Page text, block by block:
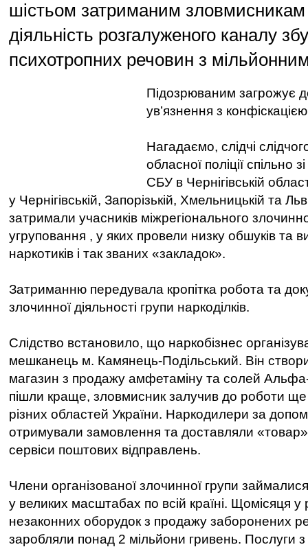
шістьом затриманим
діяльність розгалуженого каналу
психотропних речовин з
Підозрюваним загрожує
ув’язнення з
Нагадаємо, слідчі
обласної поліції спільно
СБУ в Чернігівській
у Чернігівській, Запорізькій, Хмельницькій та
затримали учасників міжрегіонального
угруповання , у яких провели низку обшуків та
наркотиків і так званих «закладок».
Затриманню передувала кропітка робота та
злочинної діяльності групи наркоділків.
Слідство встановило, що наркобізнес
мешканець м. Камянець-Подільський. Він
магазин з продажу амфетаміну та солей
пішли краще, зловмисник залучив до роботи ще
різних областей України. Наркодилери за
отримували замовлення та доставляли
сервіси поштових відправлень.
Члени організованої злочинної групи
у великих масштабах по всій країні. Щомісяця у
незаконних оборудок з продажу заборонених
заробляли понад 2 мільйони гривень. Послуги